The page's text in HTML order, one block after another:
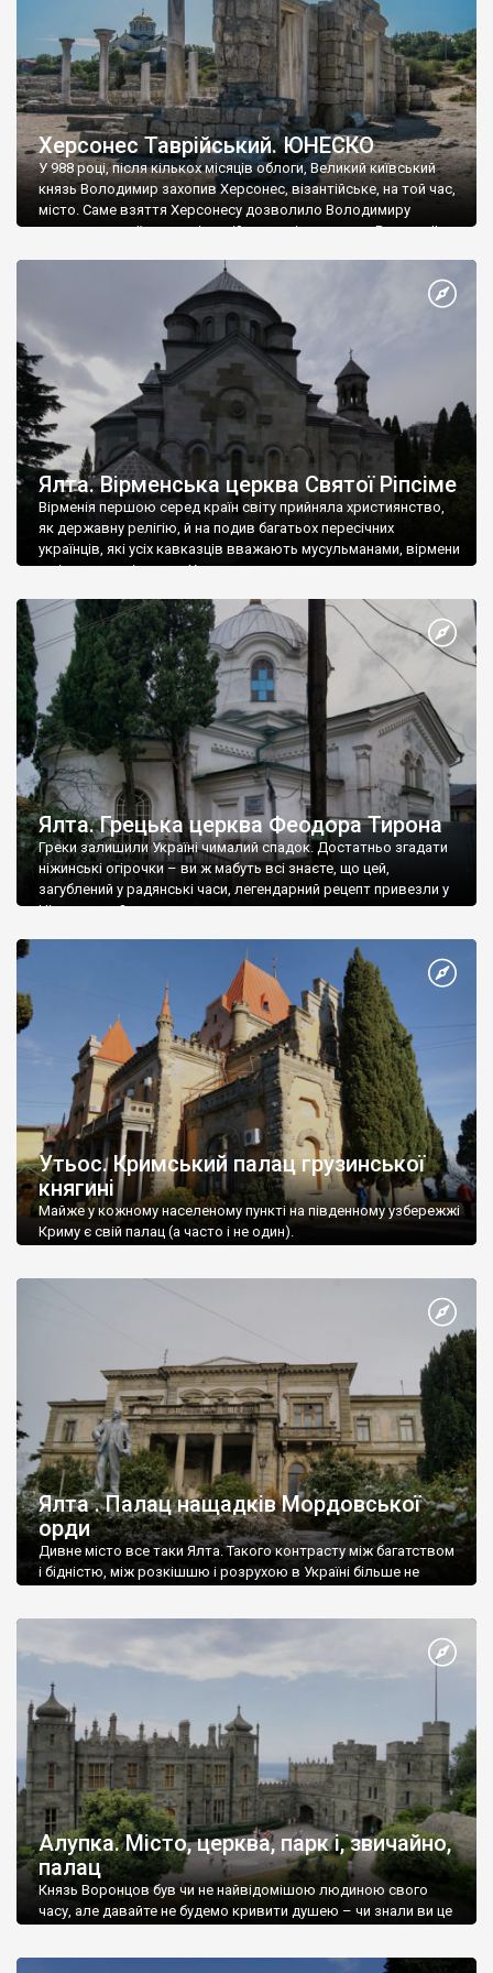
Херсонес Таврійський. ЮНЕСКО
У 988 році, після кількох місяців облоги, Великий київський
князь Володимир захопив Херсонес, візантійське, на той час,
місто. Саме взяття Херсонесу дозволило Володимиру
диктувати свої умови візантійському імператору Василю ІІ, та
Херсонесі Володимир-язичник, став Василем-християнином.
А потім було Хрещення Русі. На честь Херсонесу Таврійського
Ялта. Вірменська церква Святої Ріпсіме
Вірменія першою серед країн світу прийняла християнство,
як державну релігію, й на подив багатьох пересічних
українців, які усіх кавказців вважають мусульманами, вірмени
є відданими вірянами Христа
Ялта. Грецька церква Феодора Тирона
Греки залишили Україні чималий спадок. Достатньо згадати
ніжинські огірочки – ви ж мабуть всі знаєте, що цей,
загублений у радянські часи, легендарний рецепт привезли у
Ніжин греки?
Утьос. Кримський палац грузинської
княгині
Майже у кожному населеному пункті на південному узбережжі
Криму є свій палац (а часто і не один).
Ялта . Палац нащадків Мордовської
орди
Дивне місто все таки Ялта. Такого контрасту між багатством
і бідністю, між розкішшю і розрухою в Україні більше не
Алупка. Місто, церква, парк і, звичайно,
палац
Князь Воронцов був чи не найвідомішою людиною свого
часу, але давайте не будемо кривити душею – чи знали ви це